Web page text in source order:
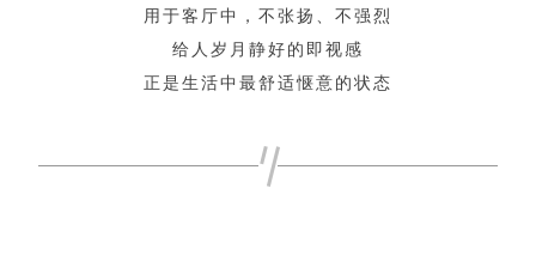
用 于客 厅中 ， 不 张 扬 不 强 烈
给 人 岁 月 静好 的 即 视感
正 是 生 活中 最舒适惬意 的 状 态